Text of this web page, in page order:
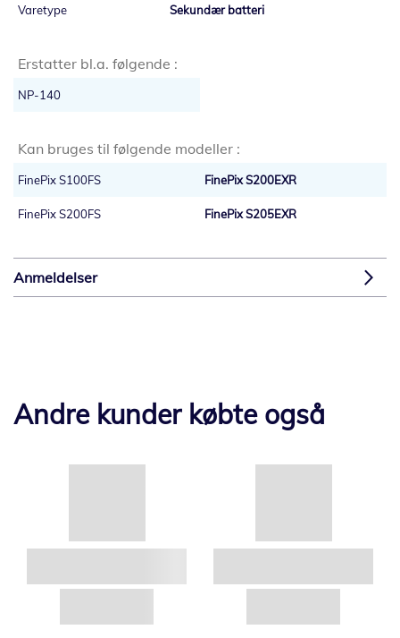
Sekundær batteri
Erstatter bl.a. følgende :
NP-140
Kan bruges til følgende modeller :
FinePix S100FS FinePix S200EXR
FinePix S200FS FinePix S205EXR
Anmeldelser
Andre kunder købte også